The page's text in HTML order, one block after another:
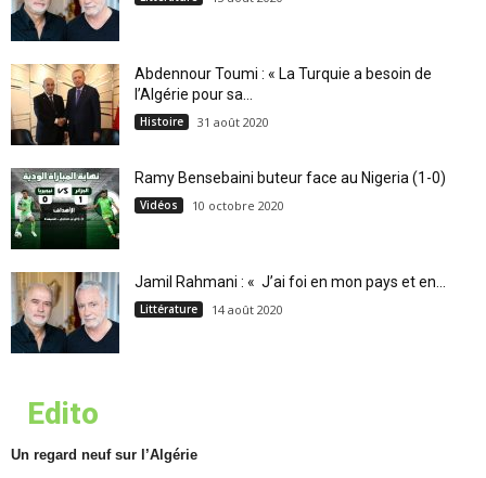
Abdennour Toumi : « La Turquie a besoin de
l’Algérie pour sa...
Histoire 31 août 2020
Ramy Bensebaini buteur face au Nigeria (1-0)
Vidéos 10 octobre 2020
Jamil Rahmani : « J’ai foi en mon pays et en...
Littérature 14 août 2020
Edito
Un regard neuf sur l’Algérie